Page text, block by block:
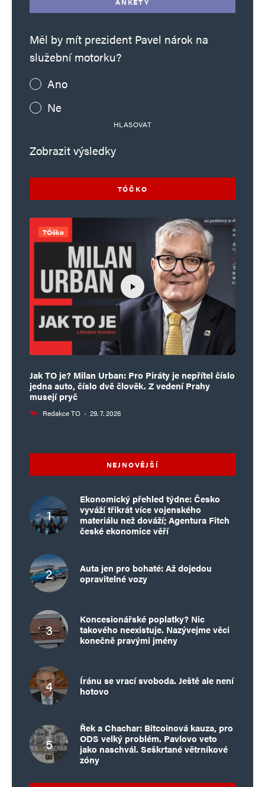
Měl by mít prezident Pavel nárok na
služební motorku?
Ano
Ne
HLASOVAT
Zobrazit výsledky
TÓČKO
TÓčko
Jak TO je? Milan Urban: Pro Piráty je nepřítel číslo
jedna auto, číslo dvě člověk. Z vedení Prahy
musejí pryč
Redakce TO · 29. 7. 2026
NEJNOVĚJŠÍ
Ekonomický přehled týdne: Česko
vyváží třikrát více vojenského
materiálu než dováží; Agentura Fitch
české ekonomice věří
Auta jen pro bohaté: Až dojedou
opravitelné vozy
Koncesionářské poplatky? Nic
takového neexistuje. Nazývejme věci
konečně pravými jmény
Íránu se vrací svoboda. Ještě ale není
hotovo
Řek a Chachar: Bitcoinová kauza, pro
ODS velký problém. Pavlovo veto
jako naschvál. Seškrtané větrníkové
zóny